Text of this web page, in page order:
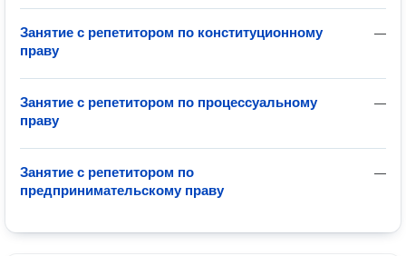
—
Занятие с репетитором по конституционному
праву
—
Занятие с репетитором по процессуальному
праву
—
Занятие с репетитором по
предпринимательскому праву